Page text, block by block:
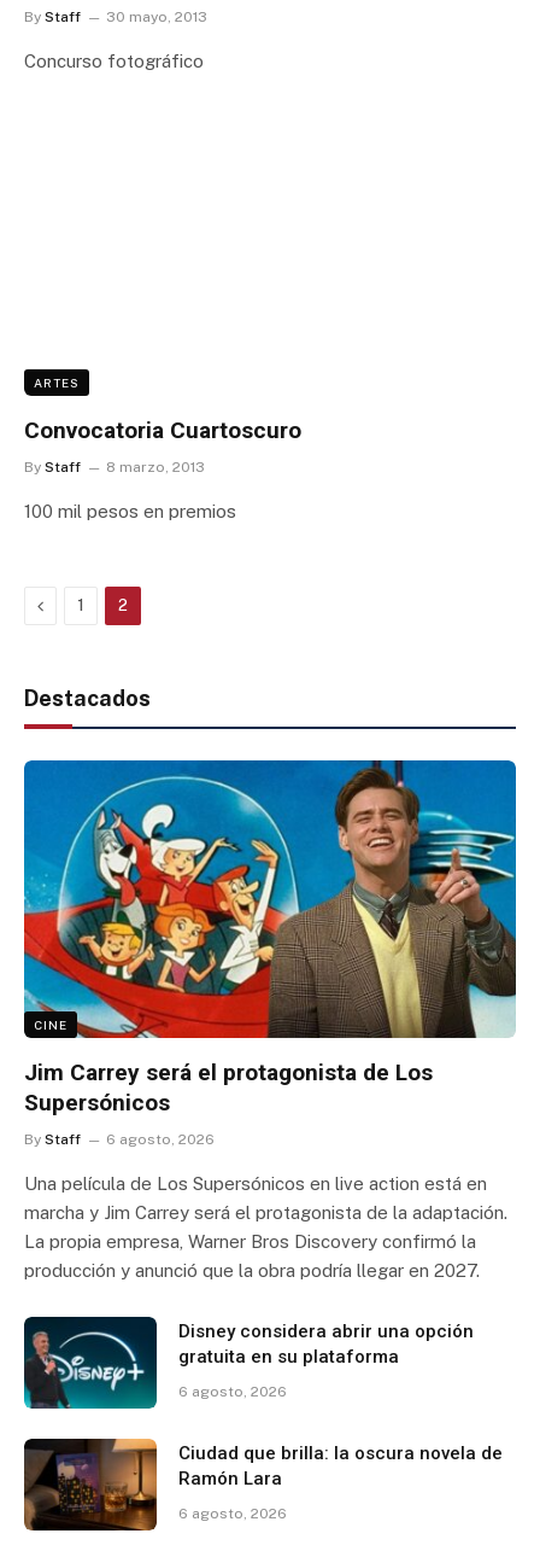
By Staff 30 mayo, 2013
Concurso fotográfico
ARTES
Convocatoria Cuartoscuro
By Staff 8 marzo, 2013
100 mil pesos en premios
Previous
1 2
Destacados
CINE
Jim Carrey será el protagonista de Los
Supersónicos
By Staff 6 agosto, 2026
Una película de Los Supersónicos en live action está en
marcha y Jim Carrey será el protagonista de la adaptación.
La propia empresa, Warner Bros Discovery confirmó la
producción y anunció que la obra podría llegar en 2027.
Disney considera abrir una opción
gratuita en su plataforma
6 agosto, 2026
Ciudad que brilla: la oscura novela de
Ramón Lara
6 agosto, 2026